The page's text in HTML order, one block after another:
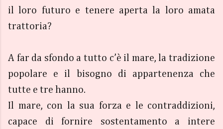
il loro futuro e tenere aperta la loro amata
trattoria?
A far da sfondo a tutto c’è il mare, la tradizione
popolare e il bisogno di appartenenza che
tutte e tre hanno.
Il mare, con la sua forza e le contraddizioni,
capace di fornire sostentamento a intere